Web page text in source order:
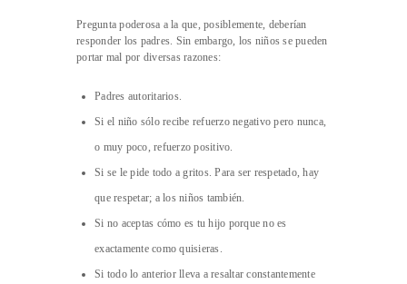
Pregunta poderosa a la que, posiblemente, deberían
responder los padres. Sin embargo, los niños se pueden
portar mal por diversas razones:
Padres autoritarios.
Si el niño sólo recibe refuerzo negativo pero nunca,
o muy poco, refuerzo positivo.
Si se le pide todo a gritos. Para ser respetado, hay
que respetar; a los niños también.
Si no aceptas cómo es tu hijo porque no es
exactamente como quisieras.
Si todo lo anterior lleva a resaltar constantemente